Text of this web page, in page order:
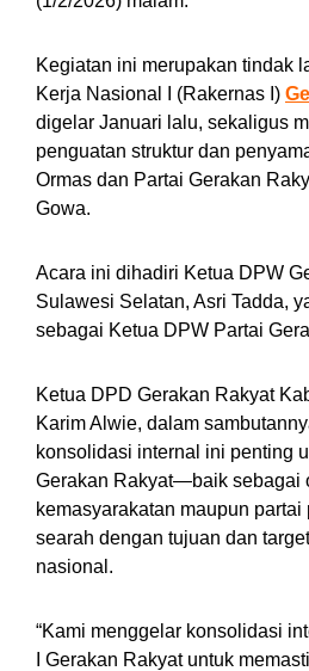
Kegiatan ini merupakan tindak
Kerja Nasional I (Rakernas I)
digelar Januari lalu, sekaligus
penguatan struktur dan
Ormas dan Partai Gerakan
Gowa.
Acara ini dihadiri Ketua DPW
Sulawesi Selatan, Asri Tadda,
sebagai Ketua DPW Partai
Ketua DPD Gerakan Rakyat
Karim Alwie, dalam
konsolidasi internal ini penting
Gerakan Rakyat—baik sebagai
kemasyarakatan maupun
searah dengan tujuan dan
nasional.
“Kami menggelar konsolidasi
I Gerakan Rakyat untuk